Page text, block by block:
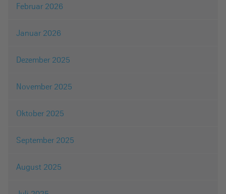
Februar 2026
Januar 2026
Dezember 2025
November 2025
Oktober 2025
September 2025
August 2025